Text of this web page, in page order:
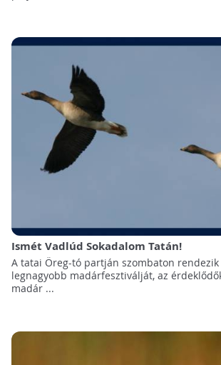
Ismét Vadlúd Sokadalom Tatán!
A tatai Öreg-tó partján szombaton rendezik
legnagyobb madárfesztiválját, az
madár ...